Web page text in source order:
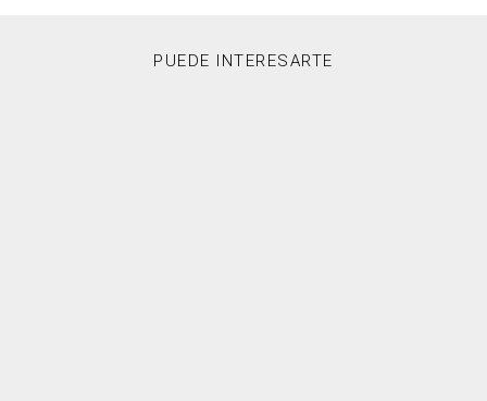
PUEDE INTERESARTE